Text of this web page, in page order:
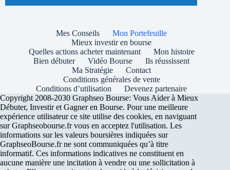
Mes Conseils
Mon Portefeuille
Mieux investir en bourse
Quelles actions acheter maintenant
Mon histoire
Bien débuter
Vidéo Bourse
Ils réussissent
Ma Stratégie
Contact
Conditions générales de vente
Conditions d’utilisation
Devenez partenaire
Copyright 2008-2030 Graphseo Bourse: Vous Aider à Mieux
Débuter, Investir et Gagner en Bourse. Pour une meilleure
expérience utilisateur ce site utilise des cookies, en naviguant
sur Graphseobourse.fr vous en acceptez l'utilisation. Les
informations sur les valeurs boursières indiquées sur
GraphseoBourse.fr ne sont communiquées qu’à titre
informatif. Ces informations indicatives ne constituent en
aucune manière une incitation à vendre ou une sollicitation à